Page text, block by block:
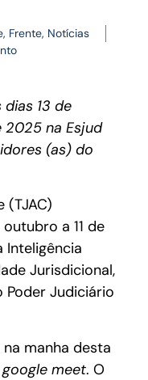
, Frente, Notícias
13 de
2025 na Esjud
(as) do
(TJAC)
a 11 de
Inteligência
Jurisdicional,
Poder Judiciário
manha desta
google meet. O